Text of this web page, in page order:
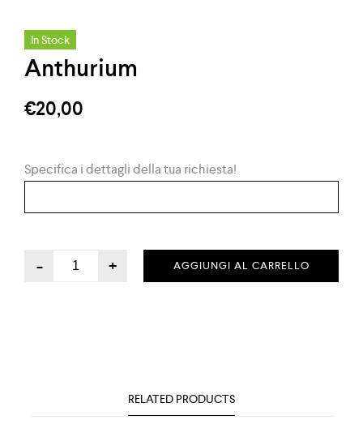
In Stock
Anthurium
€20,00
Specifica i dettagli della tua richiesta!
- + AGGIUNGI AL CARRELLO
RELATED PRODUCTS